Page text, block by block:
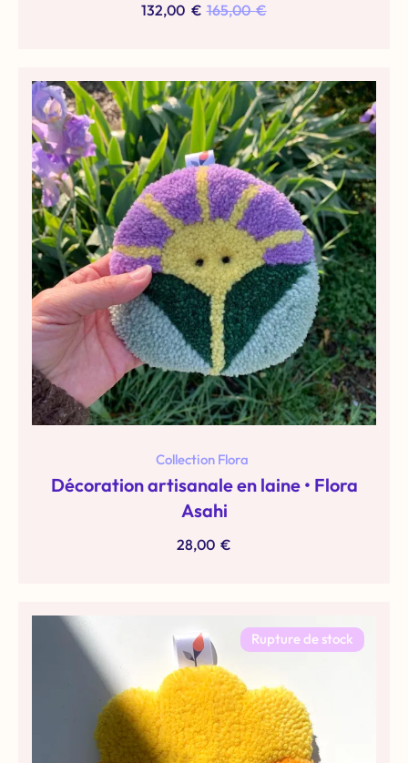
165,00€
132,00 €
Collection Flora
Décoration artisanale en laine • Flora
Asahi
28,00€
Rupture de stock